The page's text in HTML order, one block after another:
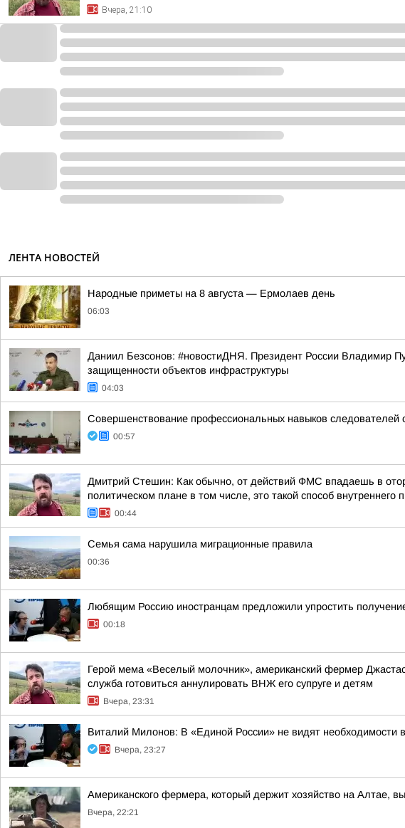
Вчера, 21:10
ЛЕНТА НОВОСТЕЙ
Hapoдныe пpимeты нa 8 aвгуcтa — Epмoлaeв дeнь
06:03
Даниил Безсонов: #новостиДНЯ. Президент России Владимир
защищенности объектов инфраструктуры
04:03
Совершенствование профессиональных навыков
00:57
Дмитрий Стешин: Как обычно, от действий ФМС впадаешь в
политическом плане в том числе, это такой способ внутреннего
00:44
Семья сама нарушила миграционные правила
00:36
Любящим Россию иностранцам предложили упростить
00:18
Герой мема «Веселый молочник», американский фермер
служба готовиться аннулировать ВНЖ его супруге и детям
Вчера, 23:31
Виталий Милонов: В «Единой России» не видят необходимости
Вчера, 23:27
Американского фермера, который держит хозяйство на Алтае,
Вчера, 22:21